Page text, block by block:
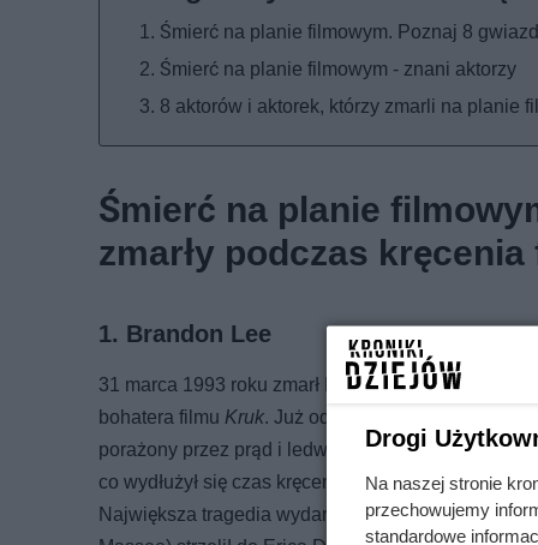
Śmierć na planie filmowym. Poznaj 8
Śmierć na planie filmowym - znani aktorzy
8 aktorów i aktorek, którzy zmarli na planie
Śmierć na planie
zmarły podczas kręcenia
1. Brandon Lee
31 marca 1993 roku zmarł Brandon Lee, syn
bohatera filmu Kruk. Już od pierwszej sceny na
porażony przez prąd i ledwo udało się go
co wydłużył się czas kręcenia najważniejszych
Największa tragedia wydarzyła się podczas
Drogi
Na naszej stronie
przechowujemy
standardowe